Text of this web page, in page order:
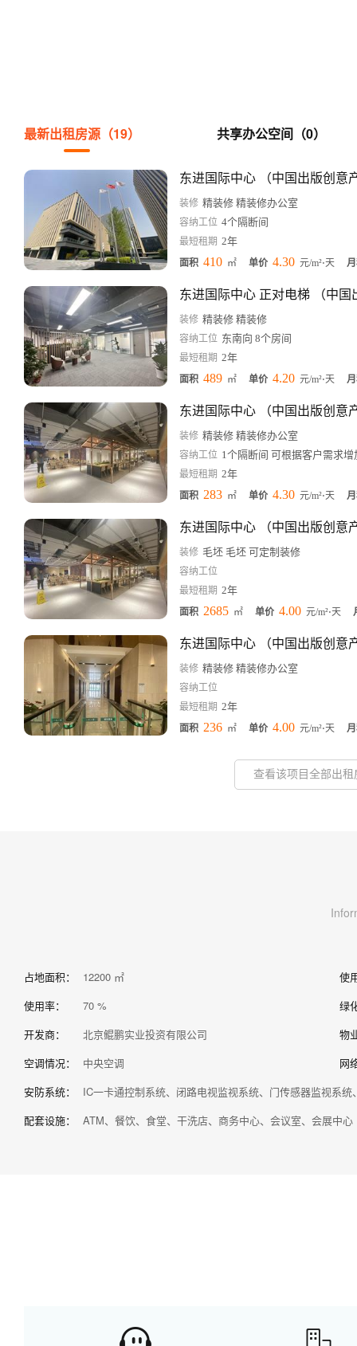
最新出租房源（19） 共享办公空间（0）
装修 精装修 精装修办公室
容纳工位 4个隔断间
最短租期 2年
面积 410 ㎡ 单价 4.30 元/m²⋅天
装修 精装修 精装修
容纳工位 东南向 8个房间
最短租期 2年
面积 489 ㎡ 单价 4.20 元/m²⋅天
装修 精装修 精装修办公室
容纳工位 1个隔断间 可根据客户需求增
最短租期 2年
面积 283 ㎡ 单价 4.30 元/m²⋅天
装修 毛坯 毛坯 可定制装修
容纳工位
最短租期 2年
面积 2685 ㎡ 单价 4.00 元/m²⋅天
装修 精装修 精装修办公室
容纳工位
最短租期 2年
面积 236 ㎡ 单价 4.00 元/m²⋅天
查看该项目全部出租
占地面积： 12200 ㎡
使
使用率：
70 %
绿
开发商：
北京鲲鹏实业投资有限公司
物
空调情况：
中央空调
网
安防系统：
IC一卡通控制系统、闭路电视监视系统、门传感器监视系
配套设施：
ATM、餐饮、食堂、干洗店、商务中心、会议室、会展中心